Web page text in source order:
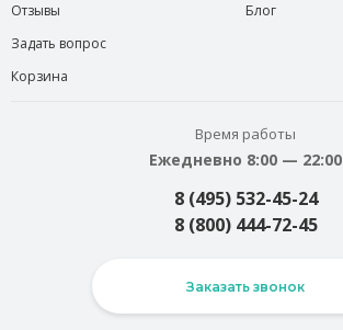
Отзывы
Задать вопрос
Корзина
Блог
Время работы
Ежедневно 8:00 — 22:00
8 (495) 532-45-24
8 (800) 444-72-45
Заказать звонок